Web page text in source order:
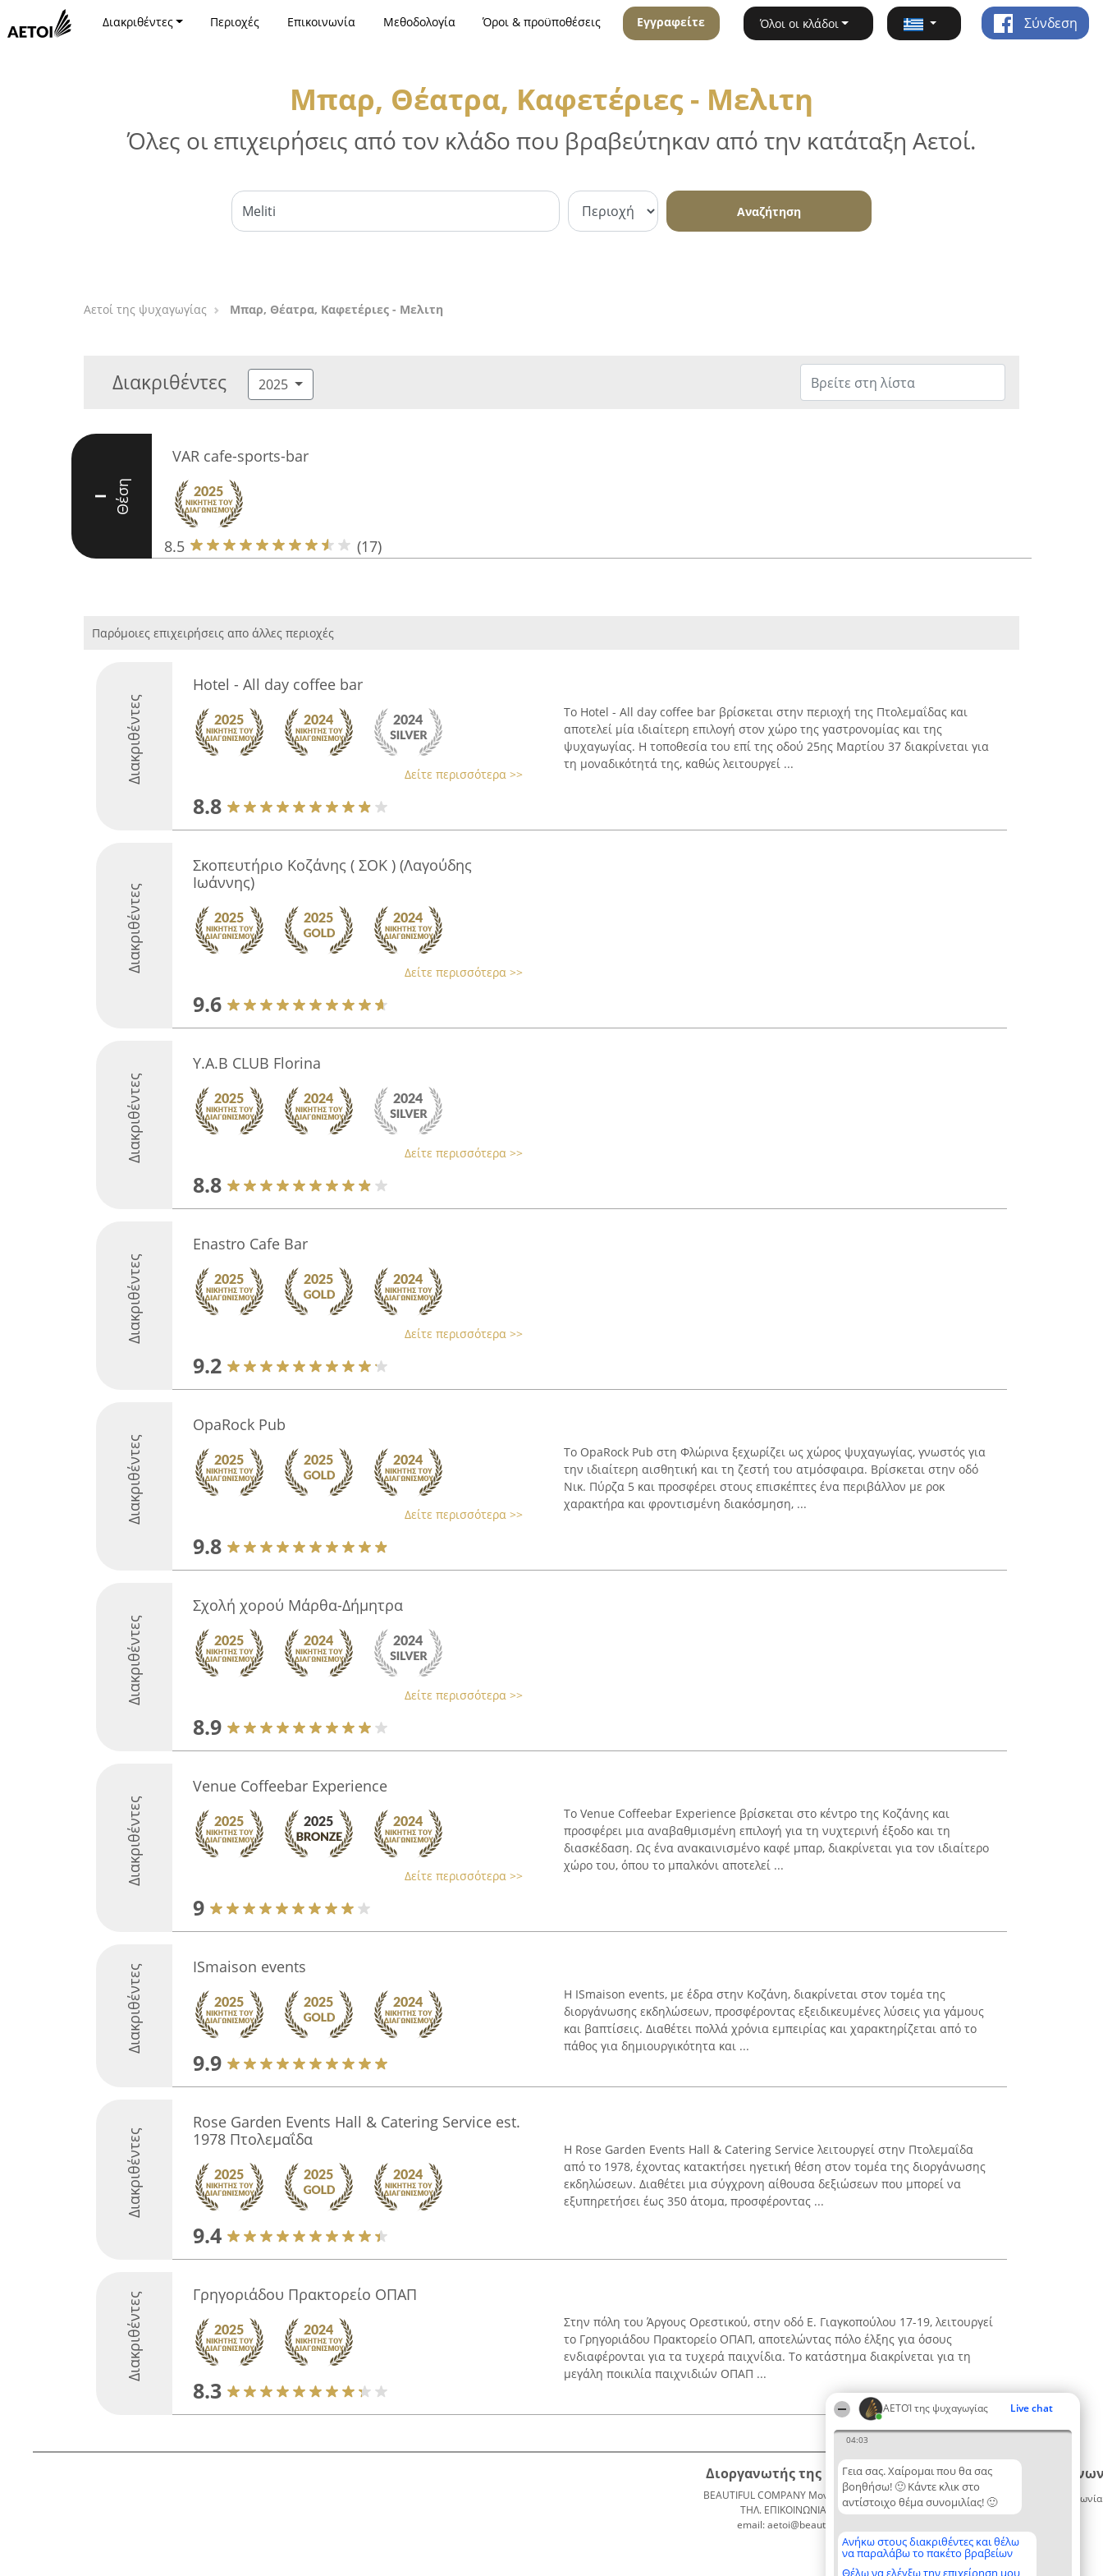
ΑΕΤΟΊ της ψυχαγωγίας Live chat
04:03
Γεια σας. Χαίρομαι που θα σας
βοηθήσω! 🙂 Κάντε κλικ στο
αντίστοιχο θέμα συνομιλίας! 🙂
Ανήκω στους διακριθέντες και θέλω
να παραλάβω το πακέτο βραβείων
Θέλω να ελέγξω την επιχείρηση μου
Διακριθέντες Περιοχές Επικοινωνία Μεθοδολογία Όροι & προϋποθέσεις Εγγραφείτε Όλοι οι κλάδοι Σύνδεση
Μπαρ, Θέατρα, Καφετέριες - Μελιτη
Όλες οι επιχειρήσεις από τον κλάδο που βραβεύτηκαν από την κατάταξη Αετοί.
Αναζήτηση
Αετοί της ψυχαγωγίας Μπαρ, Θέατρα, Καφετέριες - Μελιτη
Διακριθέντες 2025
I Θέση
VAR cafe-sports-bar
8.5 (17)
Παρόμοιες επιχειρήσεις απο άλλες περιοχές
Διακριθέντες
Hotel - All day coffee bar
Δείτε περισσότερα >>
8.8
Το Hotel - All day coffee bar βρίσκεται στην περιοχή της Πτολεμαΐδας και
αποτελεί μία ιδιαίτερη επιλογή στον χώρο της γαστρονομίας και της
ψυχαγωγίας. Η τοποθεσία του επί της οδού 25ης Μαρτίου 37 διακρίνεται για
τη μοναδικότητά της, καθώς λειτουργεί ...
Διακριθέντες
Σκοπευτήριο Κοζάνης ( ΣΟΚ ) (Λαγούδης
Ιωάννης)
Δείτε περισσότερα >>
9.6
Διακριθέντες
Y.A.B CLUB Florina
Δείτε περισσότερα >>
8.8
Διακριθέντες
Enastro Cafe Bar
Δείτε περισσότερα >>
9.2
Διακριθέντες
OpaRock Pub
Δείτε περισσότερα >>
9.8
Το OpaRock Pub στη Φλώρινα ξεχωρίζει ως χώρος ψυχαγωγίας, γνωστός για
την ιδιαίτερη αισθητική και τη ζεστή του ατμόσφαιρα. Βρίσκεται στην οδό
Νικ. Πύρζα 5 και προσφέρει στους επισκέπτες ένα περιβάλλον με ροκ
χαρακτήρα και φροντισμένη διακόσμηση, ...
Διακριθέντες
Σχολή χορού Μάρθα-Δήμητρα
Δείτε περισσότερα >>
8.9
Διακριθέντες
Venue Coffeebar Experience
Δείτε περισσότερα >>
9
Το Venue Coffeebar Experience βρίσκεται στο κέντρο της Κοζάνης και
προσφέρει μια αναβαθμισμένη επιλογή για τη νυχτερινή έξοδο και τη
διασκέδαση. Ως ένα ανακαινισμένο καφέ μπαρ, διακρίνεται για τον ιδιαίτερο
χώρο του, όπου το μπαλκόνι αποτελεί ...
Διακριθέντες ISmaison events
9.9
Η ISmaison events, με έδρα στην Κοζάνη, διακρίνεται στον τομέα της
διοργάνωσης εκδηλώσεων, προσφέροντας εξειδικευμένες λύσεις για γάμους
και βαπτίσεις. Διαθέτει πολλά χρόνια εμπειρίας και χαρακτηρίζεται από το
πάθος για δημιουργικότητα και ...
Διακριθέντες
Rose Garden Events Hall & Catering Service est.
1978 Πτολεμαΐδα
9.4
Η Rose Garden Events Hall & Catering Service λειτουργεί στην Πτολεμαΐδα
από το 1978, έχοντας κατακτήσει ηγετική θέση στον τομέα της διοργάνωσης
εκδηλώσεων. Διαθέτει μια σύγχρονη αίθουσα δεξιώσεων που μπορεί να
εξυπηρετήσει έως 350 άτομα, προσφέροντας ...
Διακριθέντες Γρηγοριάδου Πρακτορείο ΟΠΑΠ
8.3
Στην πόλη του Άργους Ορεστικού, στην οδό Ε. Γιαγκοπούλου 17-19, λειτουργεί
το Γρηγοριάδου Πρακτορείο ΟΠΑΠ, αποτελώντας πόλο έλξης για όσους
ενδιαφέρονται για τα τυχερά παιχνίδια. Το κατάστημα διακρίνεται για τη
μεγάλη ποικιλία παιχνιδιών ΟΠΑΠ ...
Διοργανωτής της κατάταξης
BEAUTIFUL COMPANY Μονοπρόσωπη ΙΚΕ
ΤΗΛ. ΕΠΙΚΟΙΝΩΝΙΑΣ: 2104128019
email: aetoi@beautifulcompany.co
Κατάταξη
Διακριθέντες
Λίστα
διακριθέντων
Μεθοδολογία
Όροι &
Επικοινωνία